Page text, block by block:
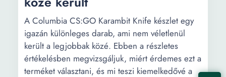
A Columbia CS:GO Karambit Knife készlet egy
igazán különleges darab, ami nem véletlenül
került a legjobbak közé. Ebben a részletes
értékelésben megvizsgáljuk, miért érdemes ezt a
terméket választani, és mi teszi kiemelkedővé a